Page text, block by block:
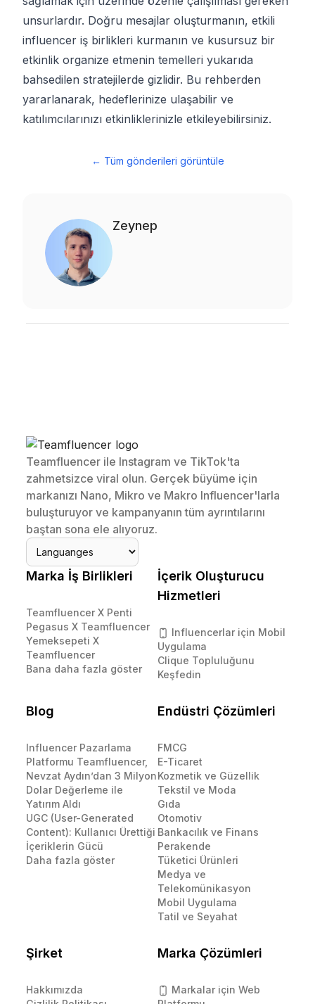
unsurlardır. Doğru mesajlar oluşturmanın, etkili
influencer iş birlikleri kurmanın ve kusursuz bir
etkinlik organize etmenin temelleri yukarıda
bahsedilen stratejilerde gizlidir. Bu rehberden
yararlanarak, hedeflerinize ulaşabilir ve
katılımcılarınızı etkinliklerinizle etkileyebilirsiniz.
← Tüm gönderileri görüntüle
Zeynep
Teamfluencer ile Instagram ve TikTok'ta
zahmetsizce viral olun. Gerçek büyüme için
markanızı Nano, Mikro ve Makro Influencer'larla
buluşturuyor ve kampanyanın tüm ayrıntılarını
baştan sona ele alıyoruz.
Marka İş Birlikleri
Teamfluencer X Penti
Pegasus X Teamfluencer
Yemeksepeti X
Teamfluencer
Bana daha fazla göster
İçerik Oluşturucu
Hizmetleri
Influencerlar için Mobil
Uygulama
Clique Topluluğunu
Keşfedin
Blog
Influencer Pazarlama
Platformu Teamfluencer,
Nevzat Aydın’dan 3 Milyon
Dolar Değerleme ile
Yatırım Aldı
UGC (User-Generated
Content): Kullanıcı Ürettiği
İçeriklerin Gücü
Daha fazla göster
Endüstri Çözümleri
FMCG
E-Ticaret
Kozmetik ve Güzellik
Tekstil ve Moda
Gıda
Otomotiv
Bankacılık ve Finans
Perakende
Tüketici Ürünleri
Medya ve
Telekomünikasyon
Mobil Uygulama
Tatil ve Seyahat
Şirket
Hakkımızda
Marka Çözümleri
Markalar için Web